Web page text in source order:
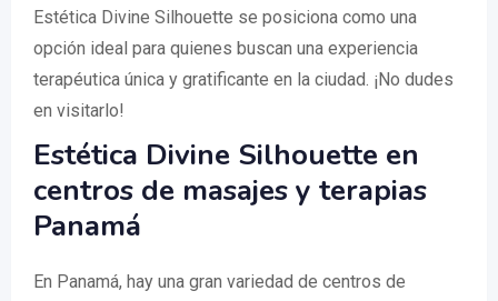
Estética Divine Silhouette se posiciona como una
opción ideal para quienes buscan una experiencia
terapéutica única y gratificante en la ciudad. ¡No dudes
en visitarlo!
Estética Divine Silhouette en
centros de masajes y terapias
Panamá
En Panamá, hay una gran variedad de centros de